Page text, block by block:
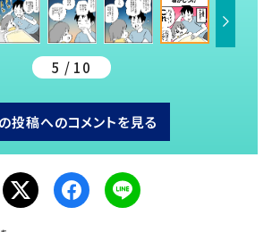
5 / 10
投稿へのコメントを見る